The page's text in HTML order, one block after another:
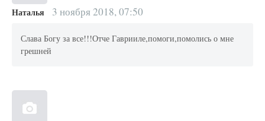
Наталья 3 ноября 2018, 07:50
Слава Богу за все!!!Отче Гаврииле,помоги,помолись о мне
грешней